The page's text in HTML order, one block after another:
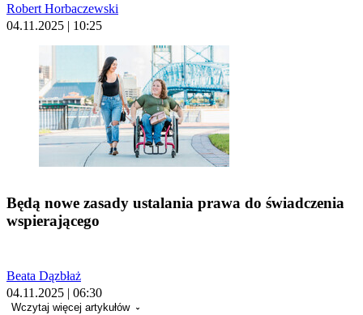
Robert Horbaczewski
04.11.2025 | 10:25
Będą nowe zasady ustalania prawa do świadczenia
wspierającego
Beata Dązbłaż
04.11.2025 | 06:30
Wczytaj więcej artykułów